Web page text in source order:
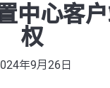
中心客
权
年9月26日